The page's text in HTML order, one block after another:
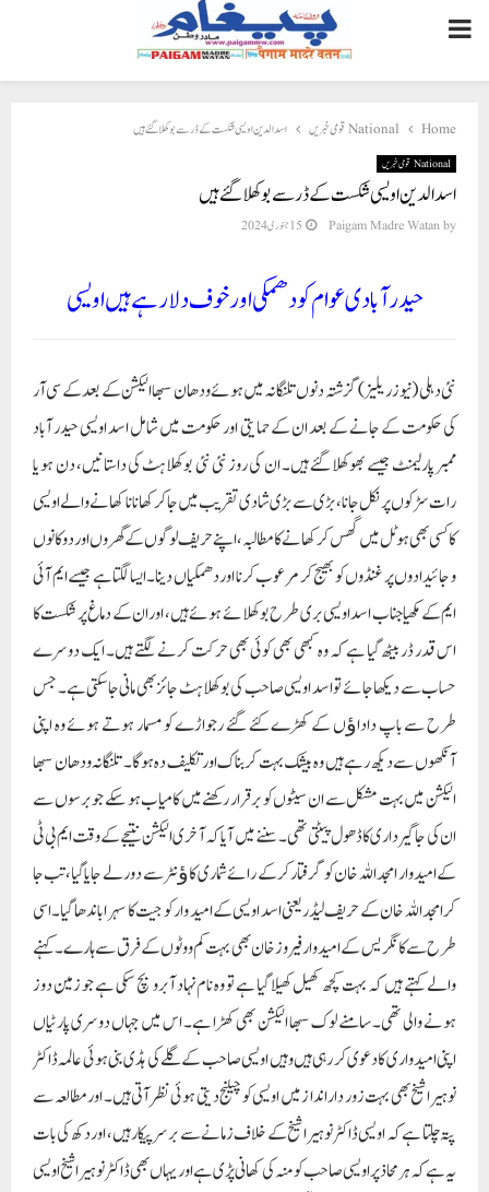
PRIMARY
MENU
Home National قومی خبریں اسد الدین اویسی شکست کے ڈر سے بوکھلاگئے ہیں
National قومی خبریں
اسد الدین اویسی شکست کے ڈر سے بوکھلاگئے ہیں
by
Paigam Madre Watan 15 جنوری 2024
حیدر آبادی عوام کو دھمکی اور خوف دلا رہے ہیں اویسی
نئی دہلی (نیوز ریلیز) گزشتہ دنوں تلنگانہ میں ہوئے ودھان سبھا الیکشن کے بعد کے سی آر
کی حکومت کے جانے کے بعد ان کے حمایتی اور حکومت میں شامل اسد اویسی حیدر آباد
ممبر پارلیمنٹ جیسے بھوکھلا گئے ہیں۔ ان کی روز نئی نئی بوکھلاہٹ کی داستانیں، دن ہو یا
رات سڑکوں پر نکل جانا، بڑی سے بڑی شادی تقریب میں جاکر کھانا نا کھانے والے اویسی
کا کسی بھی ہوٹل میں گھس کر کھانے کا مطالبہ ، اپنے حریف لوگوں کے گھروں اور دوکانوں
و جائیدادوں پر غنڈوں کو بھیج کر مرعوب کرنا اور دھمکیاں دینا۔ ایسا لگتا ہے جیسے ایم آئی
ایم کے مکھیا جناب اسد اویسی بری طرح بوکھلائے ہوئے ہیں، اور ان کے دماغ پر شکست کا
اس قدر ڈر بیٹھ گیا ہے کہ وہ کبھی بھی کوئی بھی حرکت کرنے لگتے ہیں۔ ایک دوسرے
حساب سے دیکھا جائے تو اسد اویسی صاحب کی بوکھلاہٹ جائز بھی مانی جا سکتی ہے۔ جس
طرح سے باپ داداﺅں کے کھڑے کئے گئے رجواڑے کو مسمار ہوتے ہوئے وہ اپنی
آنکھوں سے دیکھ رہے ہیں وہ بیشک بہت کربناک اور تکلیف دہ ہوگا۔ تلنگانہ ودھان سبھا
الیکشن میں بہت مشکل سے ان سیٹوں کو برقرار رکھنے میں کامیاب ہو سکے جو برسوں سے
ان کی جاگیر داری کا ڈھول پیٹتی تھی۔ سننے میں آیا کہ آخری الیکشن نتیجے کے وقت ایم بی ٹی
کے امیدوار امجد اللہ خان کو گرفتار کرکے رائے شماری کاﺅنٹر سے دور لے جایا گیا، تب جا
کر امجداللہ خان کے حریف لیڈر یعنی اسد اویسی کے امید وار کو جیت کا سہرا باندھا گیا۔ اسی
طرح سے کانگریس کے امیدوار فیروز خان بھی بہت کم ووٹوں کے فرق سے ہارے۔ کہنے
والے کہتے ہیں کہ بہت کچھ کھیل کھیلا گیا ہے تو وہ نام نہاد آبرو بچ سکی ہے جو زمین دوز
ہونے والی تھی۔ سامنے لوک سبھا الیکشن بھی کھڑا ہے۔ اس میں جہاں دوسری پارٹیاں
اپنی امیدواری کا دعوی کر رہی ہیں وہیں اویسی صاحب کے گلے کی ہڈی بنی ہوئی عالمہ ڈاکٹر
نوہیرا شیخ بھی بہت زور دار اندا ز میں اویسی کو چیلنج دیتی ہوئی نظر آتی ہیں۔ اور مطالعہ سے
پتہ چلتا ہے کہ اویسی ڈاکٹر نوہیرا شیخ کے خلاف زمانے سے برسر پیکار ہیں، اور دکھ کی بات
یہ ہے کہ ہر محاذ پر اویسی صاحب کو منہ کی کھانی پڑی ہے اور یہاں بھی ڈاکٹر نوہیرا شیخ اویسی